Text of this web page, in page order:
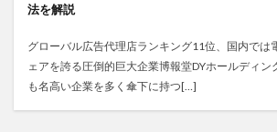
法を解説
グローバル広告代理店ランキング11位、国内では
ェアを誇る圧倒的巨大企業博報堂DYホールディン
も名高い企業を多く傘下に持つ[…]